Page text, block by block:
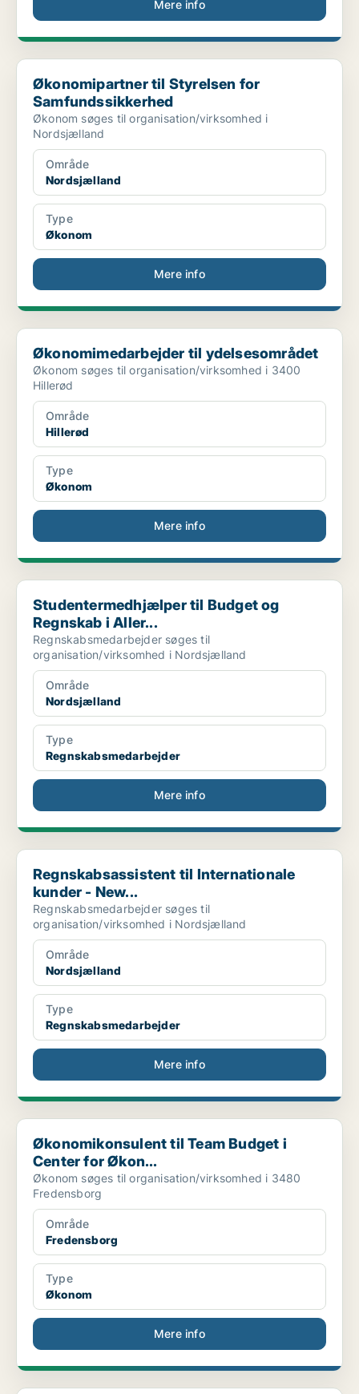
Mere info
Økonomipartner til Styrelsen for Samfundssikkerhed
Økonomipartner til Styrelsen for
Samfundssikkerhed
Økonom søges til organisation/virksomhed i
Nordsjælland
Område
Nordsjælland
Type
Økonom
Mere info
Økonomimedarbejder til ydelsesområdet
Økonomimedarbejder til ydelsesområdet
Økonom søges til organisation/virksomhed i 3400
Hillerød
Område
Hillerød
Type
Økonom
Mere info
Studentermedhjælper til Budget og Regnskab i Aller...
Studentermedhjælper til Budget og
Regnskab i Aller...
Regnskabsmedarbejder søges til
organisation/virksomhed i Nordsjælland
Område
Nordsjælland
Type
Regnskabsmedarbejder
Mere info
Regnskabsassistent til Internationale kunder - New...
Regnskabsassistent til Internationale
kunder - New...
Regnskabsmedarbejder søges til
organisation/virksomhed i Nordsjælland
Område
Nordsjælland
Type
Regnskabsmedarbejder
Mere info
Økonomikonsulent til Team Budget i Center for Økon...
Økonomikonsulent til Team Budget i
Center for Økon...
Økonom søges til organisation/virksomhed i 3480
Fredensborg
Område
Fredensborg
Type
Økonom
Mere info